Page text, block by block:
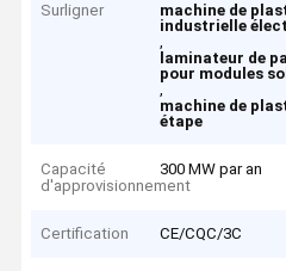
Surligner
machine de
industrielle
,
laminateur de
pour modules
,
machine de
étape
Capacité
d'approvisionnement
300 MW par an
Certification CE/CQC/3C